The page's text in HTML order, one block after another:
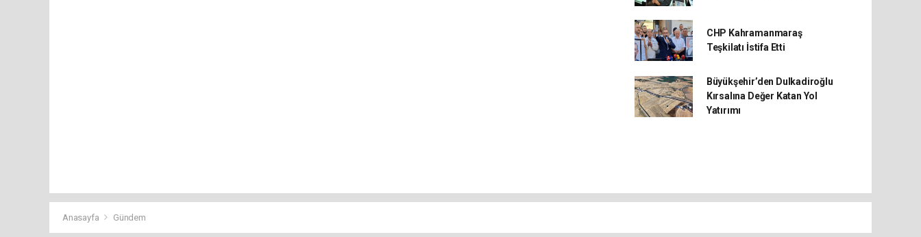
CHP Kahramanmaraş
Teşkilatı İstifa Etti
Büyükşehir’den Dulkadiroğlu
Kırsalına Değer Katan Yol
Yatırımı
Anasayfa Gündem